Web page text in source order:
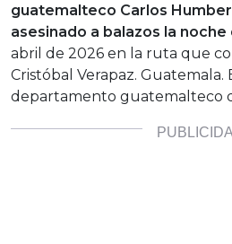
guatemalteco Carlos
asesinado a balazos la
abril de 2026 en la ruta que
Cristóbal Verapaz. Guatemala.
departamento guatemalteco